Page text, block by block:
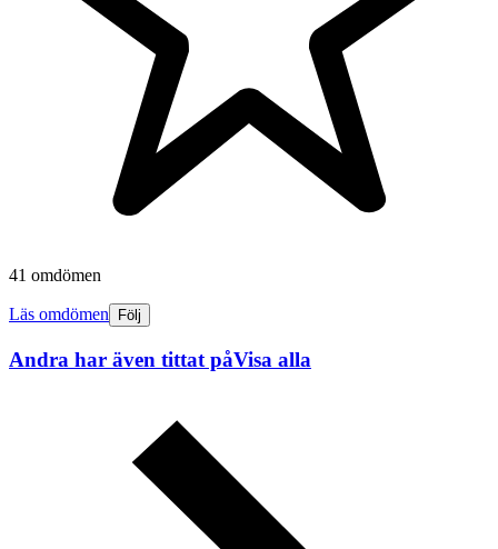
41 omdömen
Läs omdömen Följ
Andra har även tittat påVisa alla